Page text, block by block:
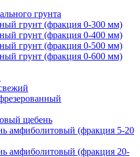
грунта
грунт (фракция 0-300 мм)
грунт (фракция 0-400 мм)
грунт (фракция 0-500 мм)
грунт (фракция 0-600 мм)
щебень
амфиболитовый (фракция 5-20
амфиболитовый (фракция 20-